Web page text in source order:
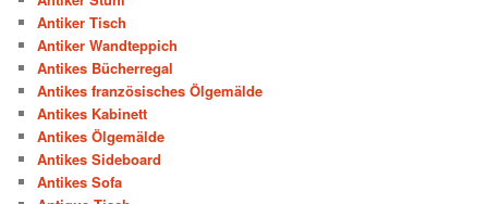
Antiker Tisch
Antiker Wandteppich
Antikes Bücherregal
Antikes französisches Ölgemälde
Antikes Kabinett
Antikes Ölgemälde
Antikes Sideboard
Antikes Sofa